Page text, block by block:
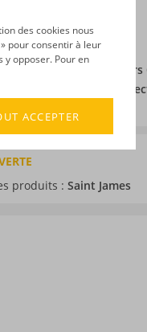
Argent 2026 au
2025 au Spirits
produits : Saint James
des cookies nous
pour consentir à leur
y opposer. Pour en
ACCEPTER